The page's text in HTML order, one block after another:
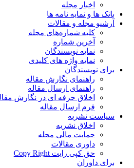
اخبار مجله
بانک ها و نمایه نامه ها
آرشیو مجله و مقالات
کلیه شماره‌های مجله
آخرین شماره
نمایه نویسندگان
نمایه واژه های کلیدی
برای نویسندگان
راهنمای نگارش مقاله
راهنمای ارسال مقاله
اخلاق حرفه ای در نگارش مقاله
فرم ارسال مقاله
سیاست نشریه
اخلاق نشریه
حمایت مالی مجله
داوری مقالات
حق کپی رایت Copy Right
برای داوران